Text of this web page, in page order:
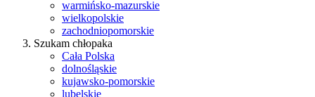
warmińsko-mazurskie
wielkopolskie
zachodniopomorskie
Szukam chłopaka
Cała Polska
dolnośląskie
kujawsko-pomorskie
lubelskie